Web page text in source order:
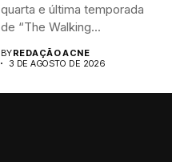
quarta e última temporada
de “The Walking...
BYREDAÇÃO ACNE
3 DE AGOSTO DE 2026